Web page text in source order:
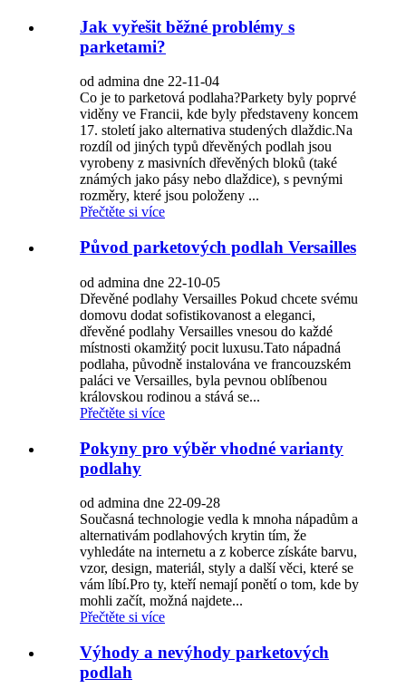
Jak vyřešit běžné problémy s
parketami?
od admina dne 22-11-04
Co je to parketová podlaha?Parkety byly poprvé
viděny ve Francii, kde byly představeny koncem
17. století jako alternativa studených dlaždic.Na
rozdíl od jiných typů dřevěných podlah jsou
vyrobeny z masivních dřevěných bloků (také
známých jako pásy nebo dlaždice), s pevnými
rozměry, které jsou položeny ...
Přečtěte si více
Původ parketových podlah Versailles
od admina dne 22-10-05
Dřevěné podlahy Versailles Pokud chcete svému
domovu dodat sofistikovanost a eleganci,
dřevěné podlahy Versailles vnesou do každé
místnosti okamžitý pocit luxusu.Tato nápadná
podlaha, původně instalována ve francouzském
paláci ve Versailles, byla pevnou oblíbenou
královskou rodinou a stává se...
Přečtěte si více
Pokyny pro výběr vhodné varianty
podlahy
od admina dne 22-09-28
Současná technologie vedla k mnoha nápadům a
alternativám podlahových krytin tím, že
vyhledáte na internetu a z koberce získáte barvu,
vzor, ​​design, materiál, styly a další věci, které se
vám líbí.Pro ty, kteří nemají ponětí o tom, kde by
mohli začít, možná najdete...
Přečtěte si více
Výhody a nevýhody parketových
podlah